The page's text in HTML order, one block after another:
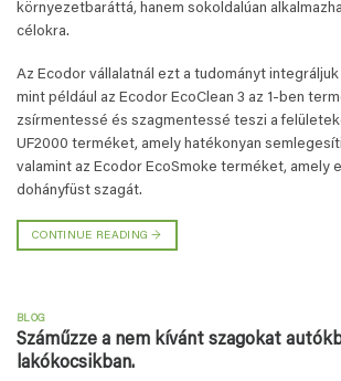
környezetbaráttá, hanem sokoldalúan
célokra.
Az Ecodor vállalatnál ezt a tudományt
mint például az Ecodor EcoClean 3 az 1-ben
zsírmentessé és szagmentessé teszi a
UF2000 terméket, amely hatékonyan
valamint az Ecodor EcoSmoke terméket, amely
dohányfüst szagát.
CONTINUE READING→
BLOG
Száműzze a nem kívánt szagokat
lakókocsikban.